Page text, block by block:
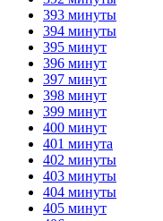
393 минуты
394 минуты
395 минут
396 минут
397 минут
398 минут
399 минут
400 минут
401 минута
402 минуты
403 минуты
404 минуты
405 минут